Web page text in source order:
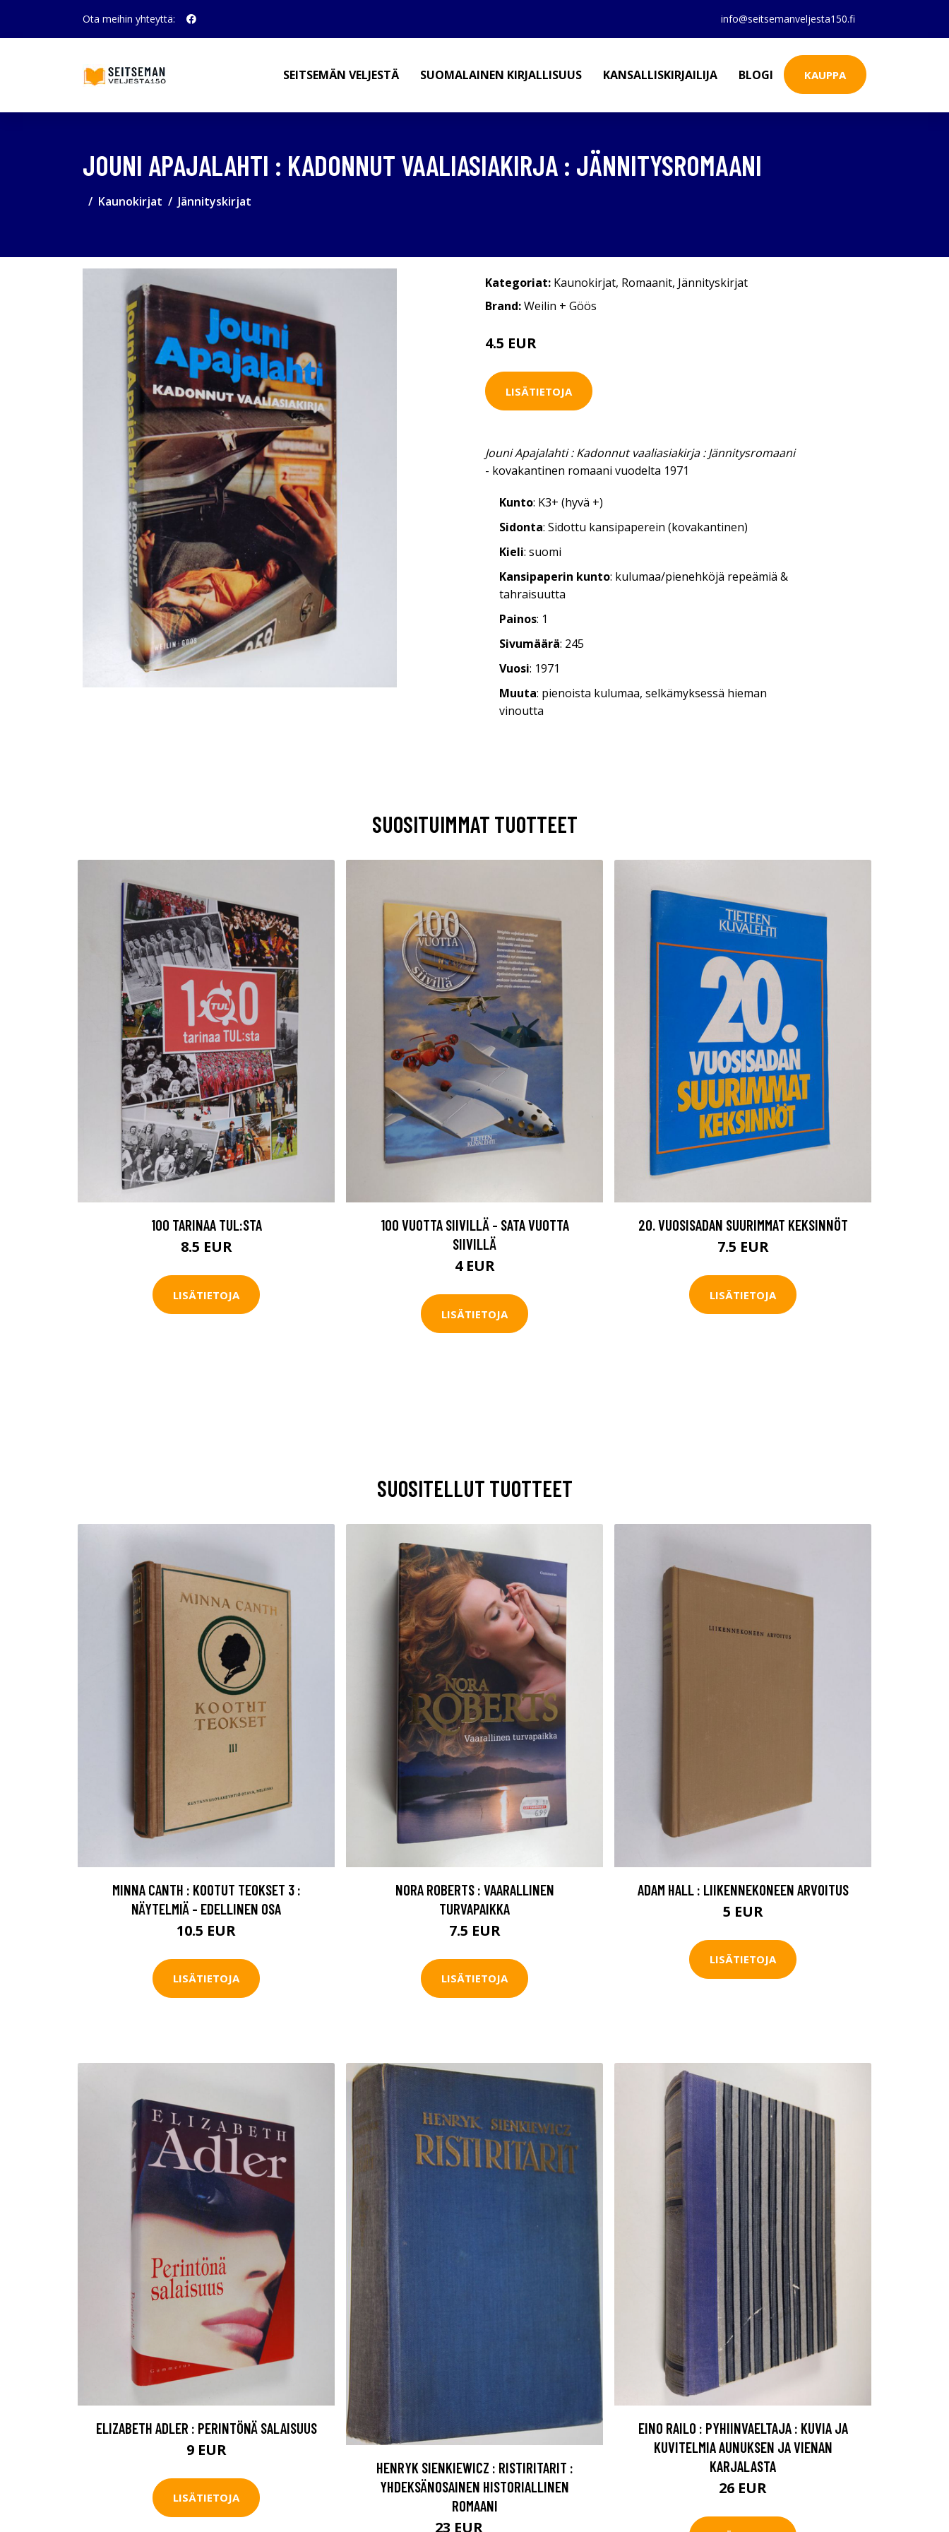
Ota meihin yhteyttä: info@seitsemanveljesta150.fi
SEITSEMÄN VELJESTÄ SUOMALAINEN KIRJALLISUUS KANSALLISKIRJAILIJA BLOGI KAUPPA
JOUNI APAJALAHTI : KADONNUT VAALIASIAKIRJA : JÄNNITYSROMAANI
Kaunokirjat Jännityskirjat
Kategoriat: Kaunokirjat, Romaanit, Jännityskirjat
Brand:Weilin + Göös
4.5 EUR
LISÄTIETOJA
Jouni Apajalahti : Kadonnut vaaliasiakirja : Jännitysromaani
- kovakantinen romaani vuodelta 1971
Kunto: K3+ (hyvä +)
Sidonta: Sidottu kansipaperein (kovakantinen)
Kieli: suomi
Kansipaperin kunto: kulumaa/pienehköjä repeämiä &
tahraisuutta
Painos: 1
Sivumäärä: 245
Vuosi: 1971
Muuta: pienoista kulumaa, selkämyksessä hieman
vinoutta
SUOSITUIMMAT TUOTTEET
100 TARINAA TUL:STA
8.5 EUR
LISÄTIETOJA
100 VUOTTA SIIVILLÄ - SATA VUOTTA
SIIVILLÄ
4 EUR
LISÄTIETOJA
20. VUOSISADAN SUURIMMAT KEKSINNÖT
7.5 EUR
LISÄTIETOJA
SUOSITELLUT TUOTTEET
MINNA CANTH : KOOTUT TEOKSET 3 :
NÄYTELMIÄ - EDELLINEN OSA
10.5 EUR
LISÄTIETOJA
NORA ROBERTS : VAARALLINEN
TURVAPAIKKA
7.5 EUR
LISÄTIETOJA
ADAM HALL : LIIKENNEKONEEN ARVOITUS
5 EUR
LISÄTIETOJA
ELIZABETH ADLER : PERINTÖNÄ SALAISUUS
9 EUR
LISÄTIETOJA
HENRYK SIENKIEWICZ : RISTIRITARIT :
YHDEKSÄNOSAINEN HISTORIALLINEN
ROMAANI
23 EUR
EINO RAILO : PYHIINVAELTAJA : KUVIA JA
KUVITELMIA AUNUKSEN JA VIENAN
KARJALASTA
26 EUR